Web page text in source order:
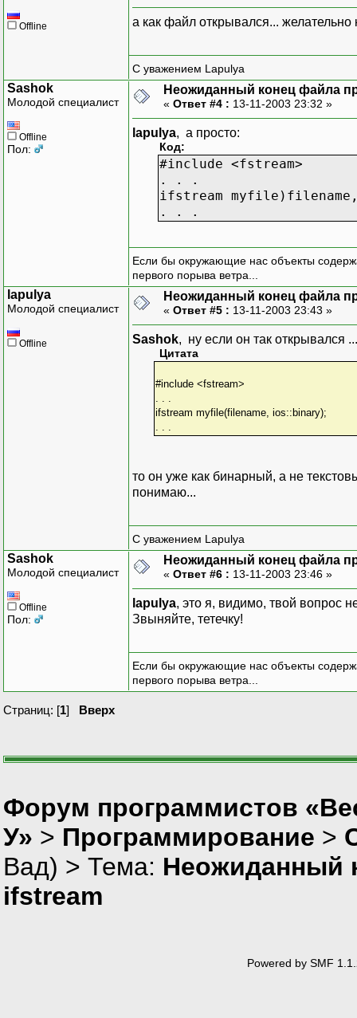
Offline а как файл открывался... желательно
С уважением Lapulya
Sashok
Молодой специалист
Offline
Пол:
Неожиданный конец файла
« Ответ #4 : 13-11-2003 23:32 »
lapulya, а просто:
Код:
#include <fstream>
. . .
ifstream
. . .
Если бы окружающие нас объекты
первого порыва ветра...
lapulya
Молодой специалист
Offline
Неожиданный конец файла
« Ответ #5 : 13-11-2003 23:43 »
Sashok, ну если он так открывался ...
Цитата
#include <fstream>
ifstream myfile(filename, ios::binary);
то он уже как бинарный, а не
понимаю...
С уважением Lapulya
Sashok
Молодой специалист
Offline
Пол:
Неожиданный конец файла
« Ответ #6 : 13-11-2003 23:46 »
lapulya, это я, видимо, твой вопрос
Звыняйте, тетечку!
Если бы окружающие нас объекты
первого порыва ветра...
Страниц: [1] Вверх
Форум программистов
У» > Программирование >
Вад) > Тема: Неожиданный
ifstream
Powered by SMF